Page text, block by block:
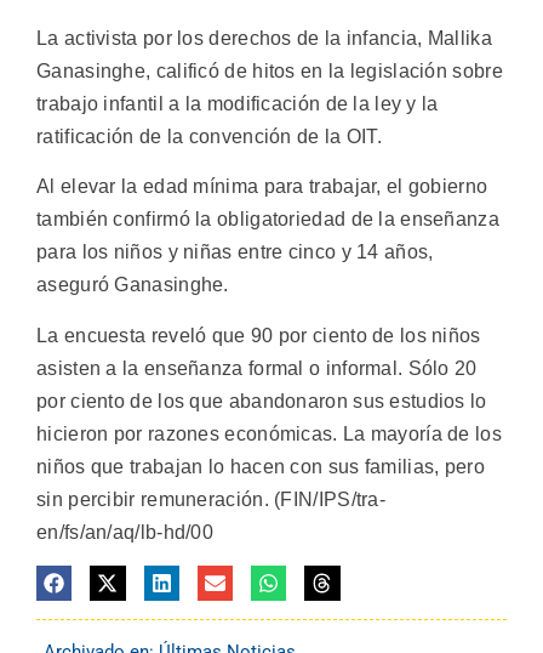
La activista por los derechos de la infancia, Mallika
Ganasinghe, calificó de hitos en la legislación sobre
trabajo infantil a la modificación de la ley y la
ratificación de la convención de la OIT.
Al elevar la edad mínima para trabajar, el gobierno
también confirmó la obligatoriedad de la enseñanza
para los niños y niñas entre cinco y 14 años,
aseguró Ganasinghe.
La encuesta reveló que 90 por ciento de los niños
asisten a la enseñanza formal o informal. Sólo 20
por ciento de los que abandonaron sus estudios lo
hicieron por razones económicas. La mayoría de los
niños que trabajan lo hacen con sus familias, pero
sin percibir remuneración. (FIN/IPS/tra-
en/fs/an/aq/lb-hd/00